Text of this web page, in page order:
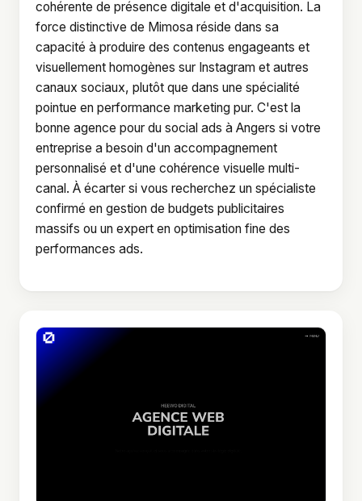
cohérente de présence digitale et d'acquisition. La
force distinctive de Mimosa réside dans sa
capacité à produire des contenus engageants et
visuellement homogènes sur Instagram et autres
canaux sociaux, plutôt que dans une spécialité
pointue en performance marketing pur. C'est la
bonne agence pour du social ads à Angers si votre
entreprise a besoin d'un accompagnement
personnalisé et d'une cohérence visuelle multi-
canal. À écarter si vous recherchez un spécialiste
confirmé en gestion de budgets publicitaires
massifs ou un expert en optimisation fine des
performances ads.